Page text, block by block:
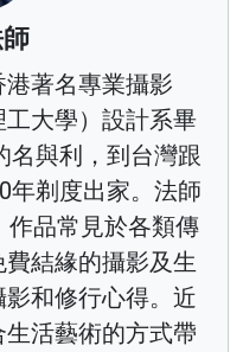
著名專業攝影
大學）設計系畢
名與利，到台灣跟
年剃度出家。法師
作品常見於各類傳
結緣的攝影及生
和修行心得。近
活藝術的方式帶